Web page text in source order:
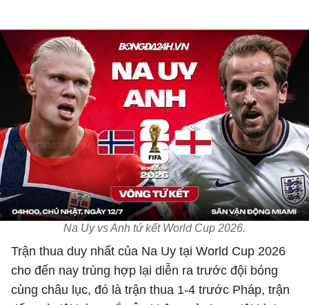
Na Uy vs Anh tứ kết World Cup 2026.
Trận thua duy nhất của Na Uy tại World Cup 2026
cho đến nay trùng hợp lại diễn ra trước đội bóng
cùng châu lục, đó là trận thua 1-4 trước Pháp, trận